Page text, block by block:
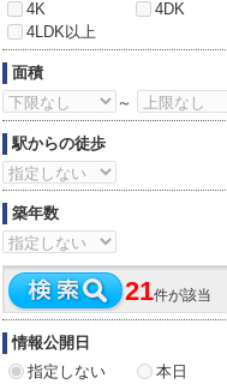
4K
4DK
4LDK以上
面積
～
駅からの徒歩
築年数
21件が該当
情報公開日
指定しない
本日